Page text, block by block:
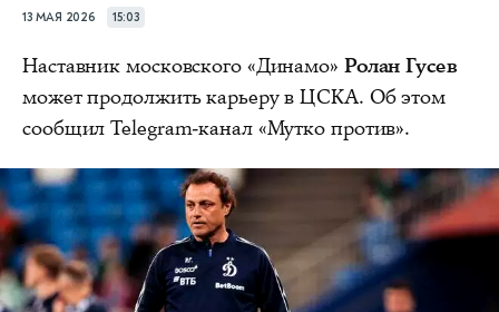
13 МАЯ 2026 15:03
Наставник московского «Динамо» Ролан Гусев
может продолжить карьеру в ЦСКА. Об этом
сообщил Telegram-канал «Мутко против».